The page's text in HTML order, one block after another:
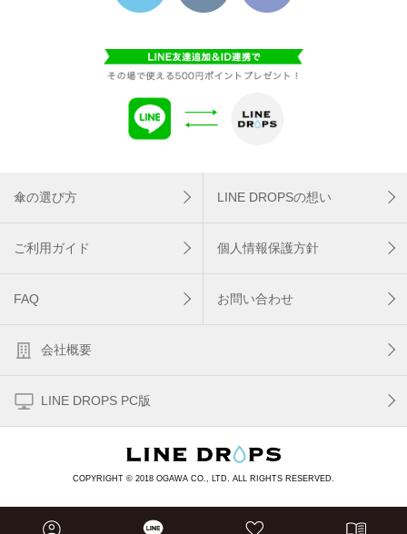
傘の選び方 LINE DROPSの想い
ご利用ガイド 個人情報保護方針
FAQ お問い合わせ
会社概要
LINE DROPS PC版
COPYRIGHT © 2018 OGAWA CO., LTD. ALL RIGHTS RESERVED.